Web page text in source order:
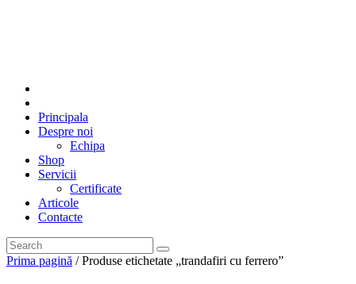
Principala
Despre noi
Echipa
Shop
Servicii
Certificate
Articole
Contacte
Prima pagină / Produse etichetate „trandafiri cu ferrero”